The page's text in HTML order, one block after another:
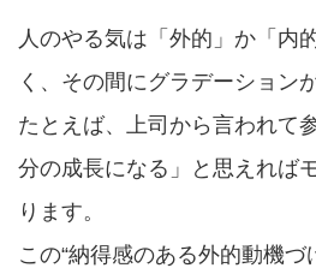
人のやる気は「外的」か「内
く、その間にグラデーション
たとえば、上司から言われて
分の成長になる」と思えれば
ります。
この“納得感のある外的動機づ